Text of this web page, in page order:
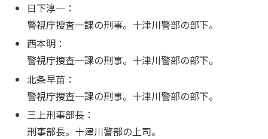
日下淳一：
警視庁捜査一課の刑事。十津川警部の部下。
西本明：
警視庁捜査一課の刑事。十津川警部の部下。
北条早苗：
警視庁捜査一課の刑事。十津川警部の部下。
三上刑事部長：
刑事部長。十津川警部の上司。